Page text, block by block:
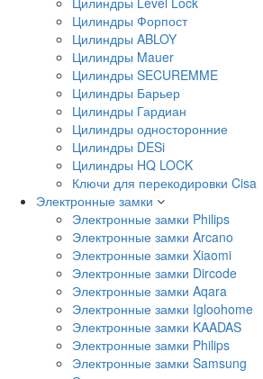
Цилиндры Форпост
Цилиндры ABLOY
Цилиндры Mauer
Цилиндры SECUREMME
Цилиндры Барьер
Цилиндры Гардиан
Цилиндры односторонние
Цилиндры DESi
Цилиндры HQ LOCK
Ключи для перекодировки Cisa
Электронные замки
Электронные замки Philips
Электронные замки Arcano
Электронные замки Xiaomi
Электронные замки Dircode
Электронные замки Aqara
Электронные замки Igloohome
Электронные замки KAADAS
Электронные замки Philips
Электронные замки Samsung